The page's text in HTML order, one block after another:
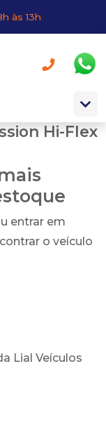
às 13h
Hi-Flex
entrar em
o veículo
Lial Veículos